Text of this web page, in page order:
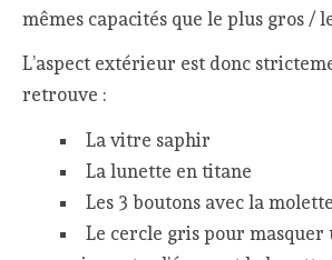
mêmes capacités que le plus gros /
L’aspect extérieur est donc
retrouve :
La vitre saphir
La lunette en titane
Les 3 boutons avec la
Le cercle gris pour masquer